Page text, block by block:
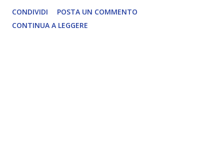
CONDIVIDI
POSTA UN COMMENTO
CONTINUA A LEGGERE